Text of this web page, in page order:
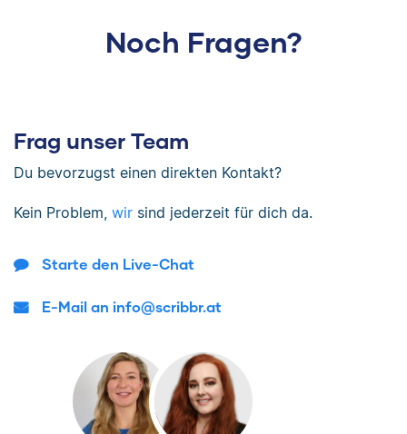
Noch Fragen?
Frag unser Team
Du bevorzugst einen direkten Kontakt?
Kein Problem, wir sind jederzeit für dich da.
Starte den Live-Chat
E-Mail an info@scribbr.at